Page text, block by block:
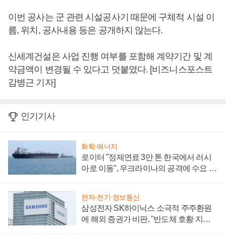
이번 공사는 군 관련 시설공사기 때문에 구체적 시설 이
름, 위치, 공사내용 등은 공개하지 않는다.
신세계건설은 사업 진행 여부를 포함해 계약기간 및 계
약금액이 변경될 수 있다고 덧붙였다. [비즈니스포스트
감병근 기자]
인기기사
화학·에너지
로이터 "정제연료 3만 톤 한국에서 러시
아로 이동", 우크라이나의 공격에 수요 늘
전자·전기·정보통신
삼성전자 SK하이닉스 소극적 주주환원
에 해외 증권가 비판, "반도체 호황 지속